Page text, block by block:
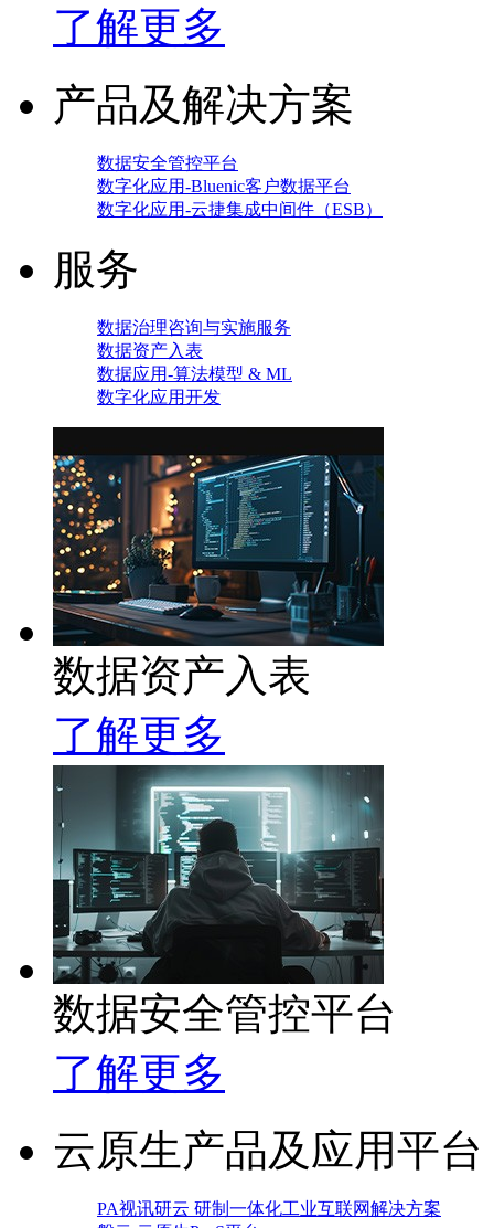
了解更多
产品及解决方案
数据安全管控平台
数字化应用-Bluenic客户数据平台
数字化应用-云捷集成中间件（ESB）
服务
数据治理咨询与实施服务
数据资产入表
数据应用-算法模型 & ML
数字化应用开发
数据资产入表
了解更多
数据安全管控平台
了解更多
云原生产品及应用平台
PA视讯研云 研制一体化工业互联网解决方案